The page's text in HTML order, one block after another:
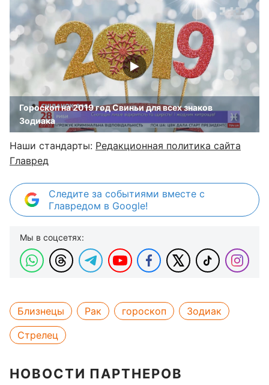
Гороскоп на 2019 год Свиньи для всех знаков
Зодиака
Наши стандарты: Редакционная политика сайта
Главред
Следите за событиями вместе с
Главредом в Google!
Мы в соцсетях:
Близнецы Рак гороскоп
Зодиак
Стрелец
НОВОСТИ ПАРТНЕРОВ